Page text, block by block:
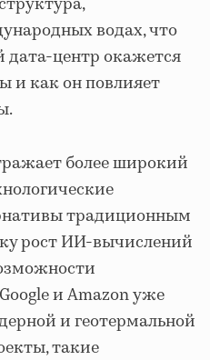
водах, что
дата-центр окажется
и как он повлияет
более широкий
традиционным
рост ИИ-вычислений
и Amazon уже
и геотермальной
такие